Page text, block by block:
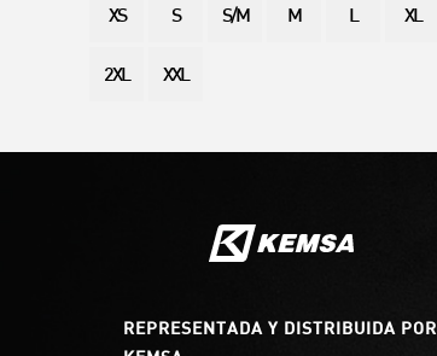
XS S S/M M L XL
2XL XXL
REPRESENTADA Y DISTRIBUIDA POR